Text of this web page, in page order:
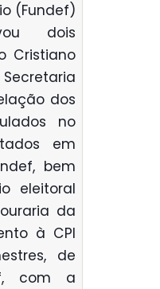
(Fundef)
dois
Cristiano
dos
no
em
bem
eleitoral
da
à CPI
de
com a